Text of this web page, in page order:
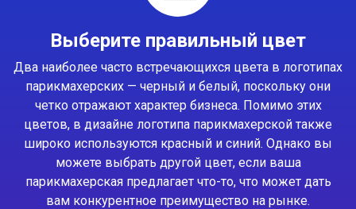
Выберите правильный цвет
Два наиболее часто встречающихся цвета в логотипах
парикмахерских — черный и белый, поскольку они
четко отражают характер бизнеса. Помимо этих
цветов, в дизайне логотипа парикмахерской также
широко используются красный и синий. Однако вы
можете выбрать другой цвет, если ваша
парикмахерская предлагает что-то, что может дать
вам конкурентное преимущество на рынке.